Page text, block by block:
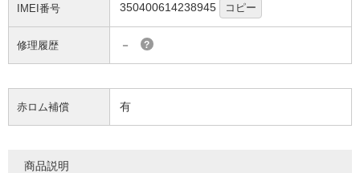
IMEI番号 350400614238945 コピー
修理履歴 － ?
赤ロム補償 有
商品説明